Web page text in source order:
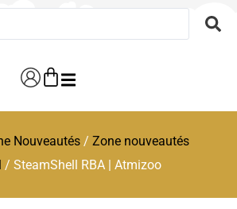
Nouveautés/ Zone nouveautés
/ SteamShell RBA | Atmizoo